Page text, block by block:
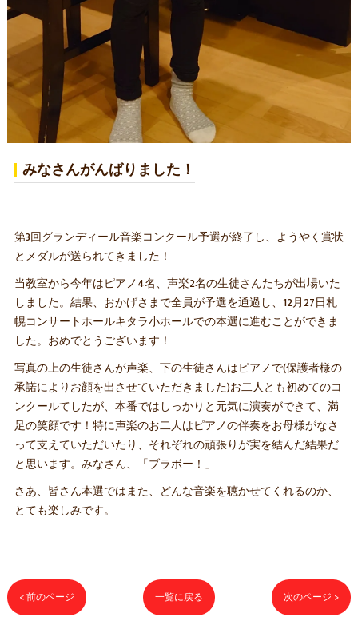
みなさんがんばりました！
第3回グランディール音楽コンクール予選が終了し、ようやく賞状
とメダルが送られてきました！
当教室から今年はピアノ4名、声楽2名の生徒さんたちが出場いた
しました。結果、おかげさまで全員が予選を通過し、12月27日札
幌コンサートホールキタラ小ホールでの本選に進むことができま
した。おめでとうございます！
写真の上の生徒さんが声楽、下の生徒さんはピアノで(保護者様の
承諾によりお顔を出させていただきました)お二人とも初めてのコ
ンクールてしたが、本番ではしっかりと元気に演奏ができて、満
足の笑顔です！特に声楽のお二人はピアノの伴奏をお母様がなさ
って支えていただいたり、それぞれの頑張りが実を結んだ結果だ
と思います。みなさん、「ブラボー！」
さあ、皆さん本選ではまた、どんな音楽を聴かせてくれるのか、
とても楽しみです。
< 前のページ 一覧に戻る 次のページ >